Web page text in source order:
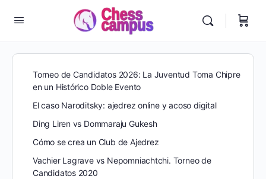
Torneo de Candidatos 2026: La Juventud Toma Chipre
en un Histórico Doble Evento
El caso Naroditsky: ajedrez online y acoso digital
Ding Liren vs Dommaraju Gukesh
Cómo se crea un Club de Ajedrez
Vachier Lagrave vs Nepomniachtchi. Torneo de
Candidatos 2020